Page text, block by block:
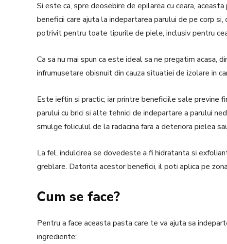
Si este ca, spre deosebire de epilarea cu ceara,
beneficii care ajuta la indepartarea parului de pe corp
potrivit pentru toate tipurile de piele, inclusiv pentru
Ca sa nu mai spun ca este ideal sa ne pregatim acasa,
infrumusetare obisnuit din cauza situatiei de izolare in
Este ieftin si practic; iar printre beneficiile sale previne
parului cu brici si alte tehnici de indepartare a parului
smulge foliculul de la radacina fara a deteriora pielea
La fel, indulcirea se dovedeste a fi hidratanta si
greblare. Datorita acestor beneficii, il poti aplica pe
Cum se face?
Pentru a face aceasta pasta care te va ajuta sa
ingrediente: